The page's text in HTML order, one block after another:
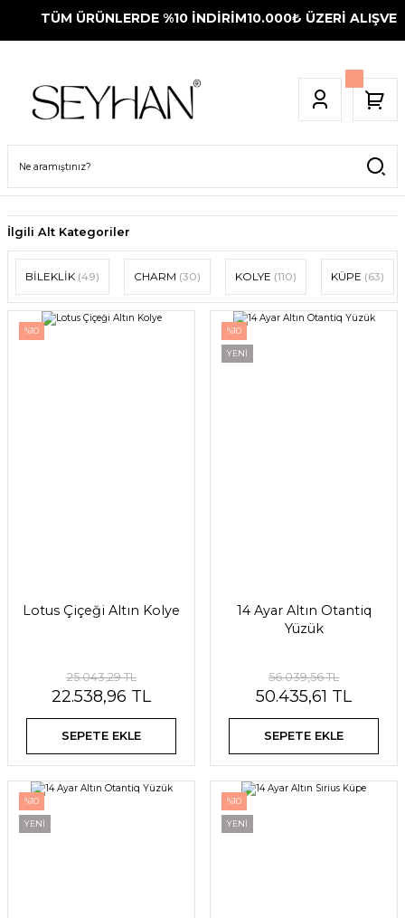
TÜM ÜRÜNLERDE %10 İNDİRİM10.000₺ ÜZERİ
İlgili Alt Kategoriler
BİLEKLİK (49) CHARM (30) KOLYE (110) KÜPE (63)
%10
Lotus Çiçeği Altın Kolye
25.043,29 TL
22.538,96 TL
SEPETE EKLE
%10
YENİ
14 Ayar Altın Otantiq
Yüzük
56.039,56 TL
50.435,61 TL
SEPETE EKLE
%10
YENİ
%10
YENİ